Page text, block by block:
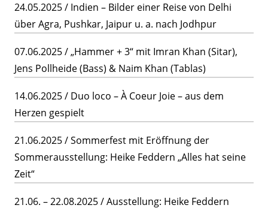
24.05.2025 / Indien – Bilder einer Reise von Delhi
über Agra, Pushkar, Jaipur u. a. nach Jodhpur
07.06.2025 / „Hammer + 3“ mit Imran Khan (Sitar),
Jens Pollheide (Bass) & Naim Khan (Tablas)
14.06.2025 / Duo loco – À Coeur Joie – aus dem
Herzen gespielt
21.06.2025 / Sommerfest mit Eröffnung der
Sommerausstellung: Heike Feddern „Alles hat seine
Zeit“
21.06. – 22.08.2025 / Ausstellung: Heike Feddern